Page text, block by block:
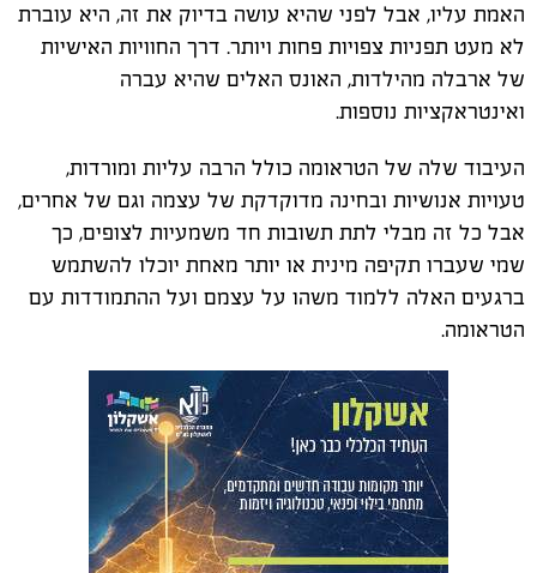
האמת עליו, אבל לפני שהיא עושה בדיוק את זה, היא עוברת
לא מעט תפניות צפויות פחות ויותר. דרך החוויות האישיות
של ארבלה מהילדות, האונס האלים שהיא עברה
ואינטראקציות נוספות.
העיבוד שלה של הטראומה כולל הרבה עליות ומורדות,
טעויות אנושיות ובחינה מדוקדקת של עצמה וגם של אחרים,
אבל כל זה מבלי לתת תשובות חד משמעיות לצופים, כך
שמי שעברו תקיפה מינית או יותר מאחת יוכלו להשתמש
ברגעים האלה ללמוד משהו על עצמם ועל ההתמודדות עם
הטראומה.